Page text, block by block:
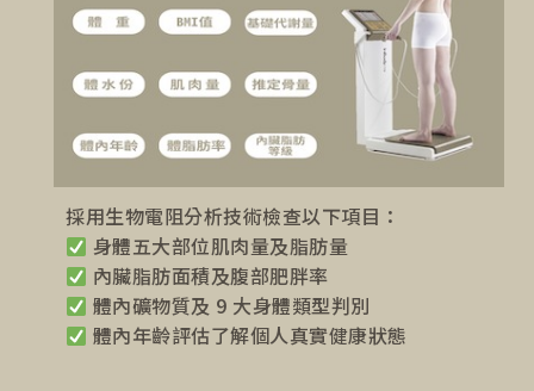
採用生物電阻分析技術檢查以下項目：
身體五大部位肌肉量及脂肪量
內臟脂肪面積及腹部肥胖率
體內礦物質及 9 大身體類型判別
體內年齡評估了解個人真實健康狀態